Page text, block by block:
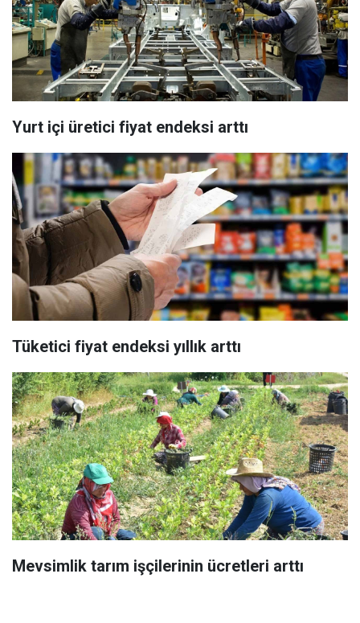
Yurt içi üretici fiyat endeksi arttı
Tüketici fiyat endeksi yıllık arttı
Mevsimlik tarım işçilerinin ücretleri arttı